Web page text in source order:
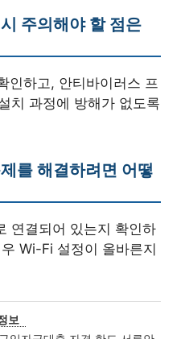
주의해야 할 점은
인하고, 안티바이러스 프
치 과정에 방해가 없도록
를 해결하려면 어떻
연결되어 있는지 확인하
Wi-Fi 설정이 올바른지
보